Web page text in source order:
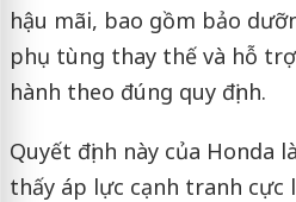
hậu mãi, bao gồm bảo
phụ tùng thay thế và hỗ
hành theo đúng quy định.
Quyết định này của Honda
thấy áp lực cạnh tranh